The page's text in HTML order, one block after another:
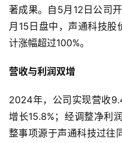
著成果。自5月12日公司
月15日盘中，声通科技
计涨幅超过100%。
营收与利润双增
2024年，公司实现营收
增长15.8%；经调整净利
整事项源于声通科技过往